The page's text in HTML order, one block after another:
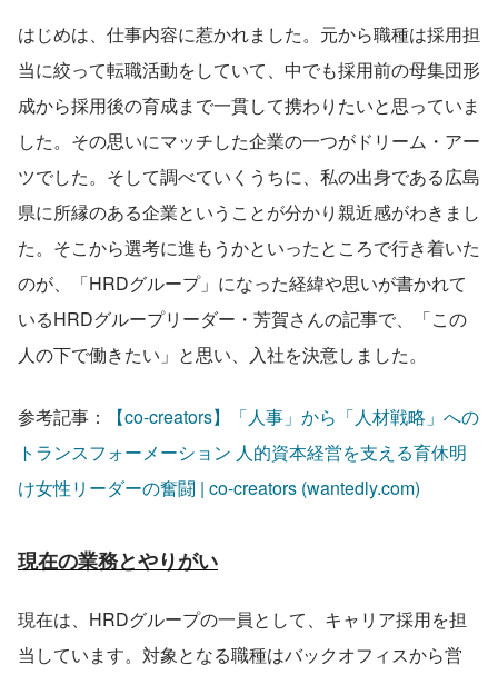
はじめは、仕事内容に惹かれました。元から職種は採用担
当に絞って転職活動をしていて、中でも採用前の母集団形
成から採用後の育成まで一貫して携わりたいと思っていま
した。その思いにマッチした企業の一つがドリーム・アー
ツでした。そして調べていくうちに、私の出身である広島
県に所縁のある企業ということが分かり親近感がわきまし
た。そこから選考に進もうかといったところで行き着いた
のが、「HRDグループ」になった経緯や思いが書かれて
いるHRDグループリーダー・芳賀さんの記事で、「この
人の下で働きたい」と思い、入社を決意しました。
参考記事：
【co-creators】「人事」から「人材戦略」への
トランスフォーメーション 人的資本経営を支える育休明
け女性リーダーの奮闘 | co-creators (wantedly.com)
現在の業務とやりがい
現在は、HRDグループの一員として、キャリア採用を担
当しています。対象となる職種はバックオフィスから営